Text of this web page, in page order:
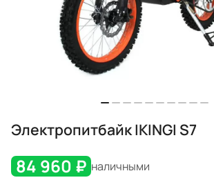
Электропитбайк IKINGI S7
84 960 ₽ наличными